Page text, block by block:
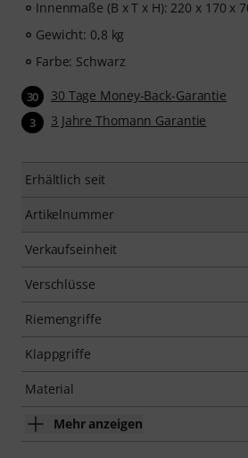
Innenmaße (B x T x H): 220 x 170 x
Gewicht: 0,8 kg
Farbe: Schwarz
30 30 Tage Money-Back-Garantie
3 3 Jahre Thomann Garantie
Erhältlich seit
Artikelnummer
Verkaufseinheit
Verschlüsse
Riemengriffe
Klappgriffe
Material
Mehr anzeigen